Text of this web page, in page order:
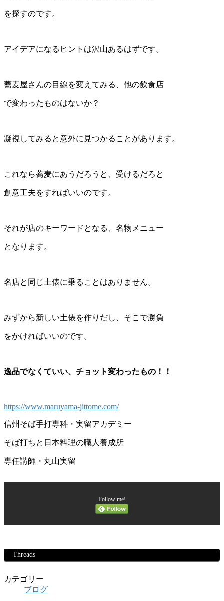
を探すのです。
アイデアになるヒントは沢山あるはずです。
蕎麦屋さんの目線を変えてみる、他の飲食店
で変わったものはないか？
凝視してみると意外に見つかることがあります。
これなら蕎麦にあうだろうと、受けるだろと
創意工夫をすればいいのです。
それが店のキーワードとなる、名物メニュー
となります。
名店と同じ土俵に乗ることはありません。
みずから新しい土俵を作りだし、そこで勝負
をかければいいのです。
逸品でなくていい、チョット変わったもの！！
https://www.maruyama-jittome.com/
信州そば手打専科・実留アカデミー
そば打ちと日本料理の職人養成所
専任講師・丸山実留
Follow me!
Threads
カテゴリー
ブログ